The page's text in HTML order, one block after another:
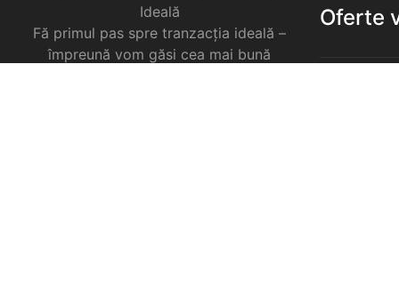
Ideală
Fă primul pas spre tranzacția ideală –
împreună vom găsi cea mai bună
Oferte